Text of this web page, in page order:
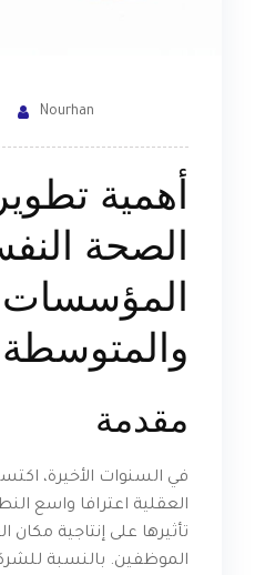
Nourhan
أهمية
الصحة
المؤسسات
والمتوسطة
مقدمة
في السنوات الأخيرة،
العقلية اعترافا واسع
تأثيرها على إنتاجية مكان
الموظفين. بالنسبة